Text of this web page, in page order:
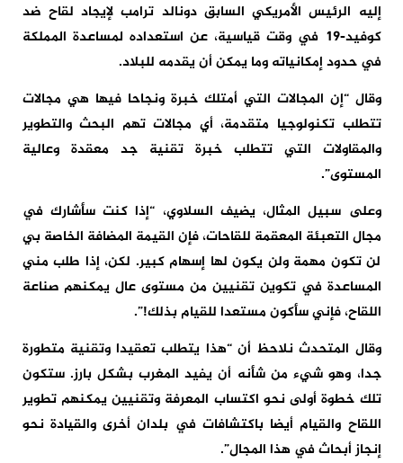
إليه الرئيس الأمريكي السابق دونالد ترامب لإيجاد لقاح ضد
كوفيد-19 في وقت قياسية، عن استعداده لمساعدة المملكة
في حدود إمكانياته وما يمكن أن يقدمه للبلاد.
وقال “إن المجالات التي أمتلك خبرة ونجاحا فيها هي مجالات
تتطلب تكنولوجيا متقدمة، أي مجالات تهم البحث والتطوير
والمقاولات التي تتطلب خبرة تقنية جد معقدة وعالية
المستوى”.
وعلى سبيل المثال، يضيف السلاوي، “إذا كنت سأشارك في
مجال التعبئة المعقمة للقاحات، فإن القيمة المضافة الخاصة بي
لن تكون مهمة ولن يكون لها إسهام كبير. لكن، إذا طلب مني
المساعدة في تكوين تقنيين من مستوى عال يمكنهم صناعة
اللقاح، فإني سأكون مستعدا للقيام بذلك!”.
وقال المتحدث نلاحظ أن “هذا يتطلب تعقيدا وتقنية متطورة
جدا، وهو شيء من شأنه أن يفيد المغرب بشكل بارز. ستكون
تلك خطوة أولى نحو اكتساب المعرفة وتقنيين يمكنهم تطوير
اللقاح والقيام أيضا باكتشافات في بلدان أخرى والقيادة نحو
إنجاز أبحاث في هذا المجال”.